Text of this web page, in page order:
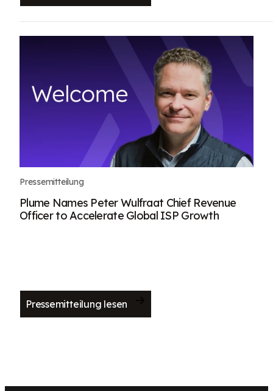
Pressemitteilung
Plume Names Peter Wulfraat Chief Revenue
Officer to Accelerate Global ISP Growth
Pressemitteilung lesen